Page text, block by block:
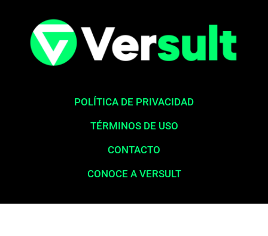
POLÍTICA DE PRIVACIDAD
TÉRMINOS DE USO
CONTACTO
CONOCE A VERSULT